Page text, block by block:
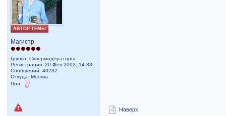
АВТОР ТЕМЫ
Магистр
Группа: Супермодераторы
Регистрация: 20 Фев 2002, 14:33
Сообщений: 40232
Откуда: Москва
Пол:
Наверх